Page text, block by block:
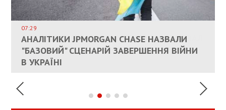
КАНДИДАТ В ПРЕМЬЕРЫ ПОЛЬШИ ПРИЗВАЛ
ЕС ПРЕКРАТИТЬ ВОЕННУЮ ПОМОЩЬ
УКРАИНЕ
07:29
АНАЛІТИКИ JPMORGAN CHASE НАЗВАЛИ
"БАЗОВИЙ" СЦЕНАРІЙ ЗАВЕРШЕННЯ ВІЙНИ
В УКРАЇНІ
ВЛАСНИКАМ ЗРУЙНОВАНОГО ЖИТЛА
ДОЗВОЛИЛИ НЕ ПЛАТИТИ ЗА КОМУНАЛКУ
ИНТЕГРАЦИЯ УКРАИНЫ В НАТО ВРЯД ЛИ
СОСТОИТСЯ В БЛИЖАЙШЕЕ ВРЕМЯ, –
РЮТТЕ
ПАЛИВНИЙ РИНОК РОЗІГРІЛИ ШТУЧНО:
АНАЛІТИКИ ЗВИНУВАТИЛИ АЗС У
СПЕКУЛЯЦІЇ